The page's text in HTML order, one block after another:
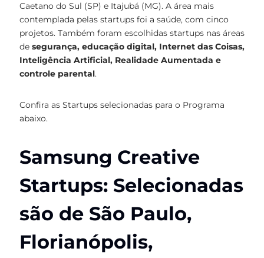
Caetano do Sul (SP) e Itajubá (MG). A área mais
contemplada pelas startups foi a saúde, com cinco
projetos. Também foram escolhidas startups nas áreas
de segurança, educação digital, Internet das Coisas,
Inteligência Artificial, Realidade Aumentada e
controle parental.
Confira as Startups selecionadas para o Programa
abaixo.
Samsung Creative
Startups: Selecionadas
são de São Paulo,
Florianópolis,